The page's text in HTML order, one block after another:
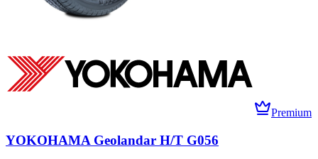
Premium
YOKOHAMA Geolandar H/T G056